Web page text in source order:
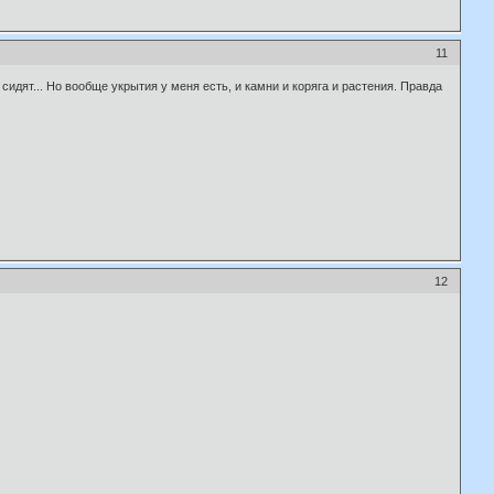
11
Но вообще укрытия у меня есть, и камни и коряга ирастения. Правда
12